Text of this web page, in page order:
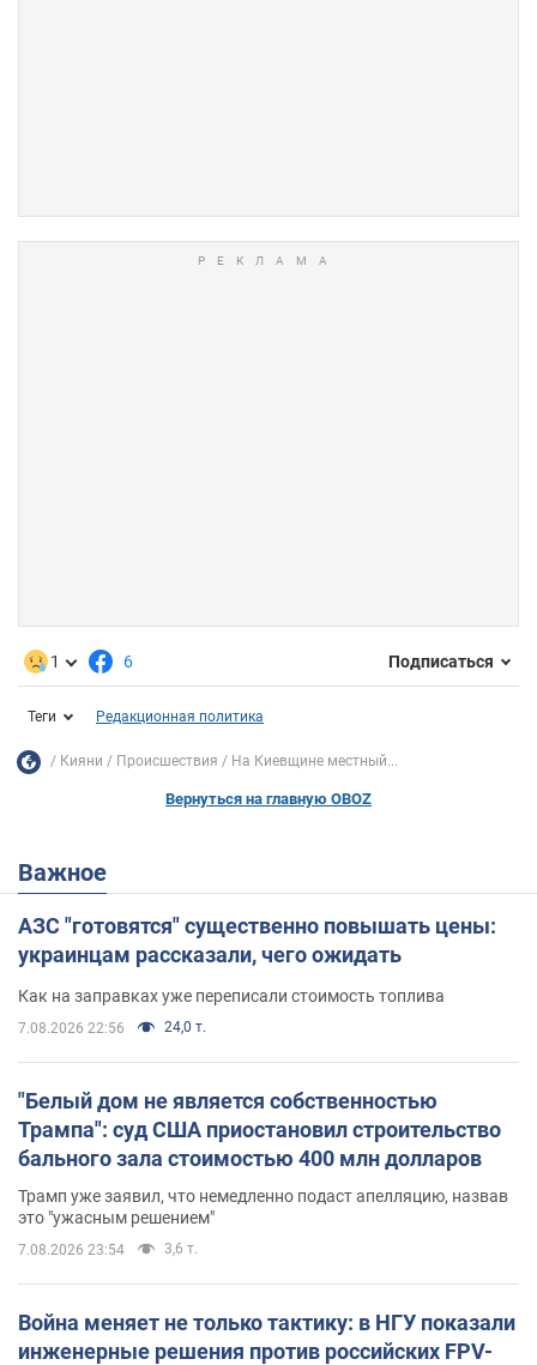
1 6 Подписаться
Теги Редакционная политика
Кияни Происшествия На Киевщине местный...
Вернуться на главную OBOZ
Важное
АЗС "готовятся" существенно повышать цены:
украинцам рассказали, чего ожидать
Как на заправках уже переписали стоимость топлива
7.08.2026 22:56 24,0 т.
"Белый дом не является собственностью
Трампа": суд США приостановил строительство
бального зала стоимостью 400 млн долларов
Трамп уже заявил, что немедленно подаст апелляцию, назвав
это "ужасным решением"
7.08.2026 23:54 3,6 т.
Война меняет не только тактику: в НГУ показали
инженерные решения против российских FPV-